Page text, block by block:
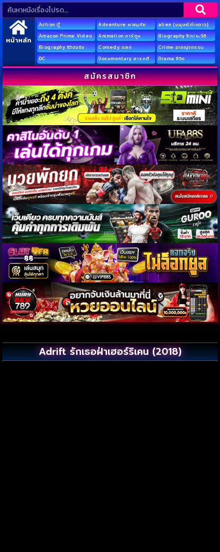
หน้าหลัก
Action บู๊ Adventure ผจญภัย
alien (มนุษย์ต่างดาว)
Amazon Prime Video
Animation การ์ตูน
Biography ชีวประวัติ
Biography ชีวิตจริง
Comedy ตลก
Crime อาชญากรรม
DC
Documentary สารคดี Drama ชีวิต
สมัครสมาชิก
Adrift รักเธอฝ่าเฮอร์ริเคน (2018)